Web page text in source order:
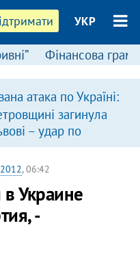
УКР
Фінансова
атака по Україні:
загинула
– удар по
, 06:42
Украине
-